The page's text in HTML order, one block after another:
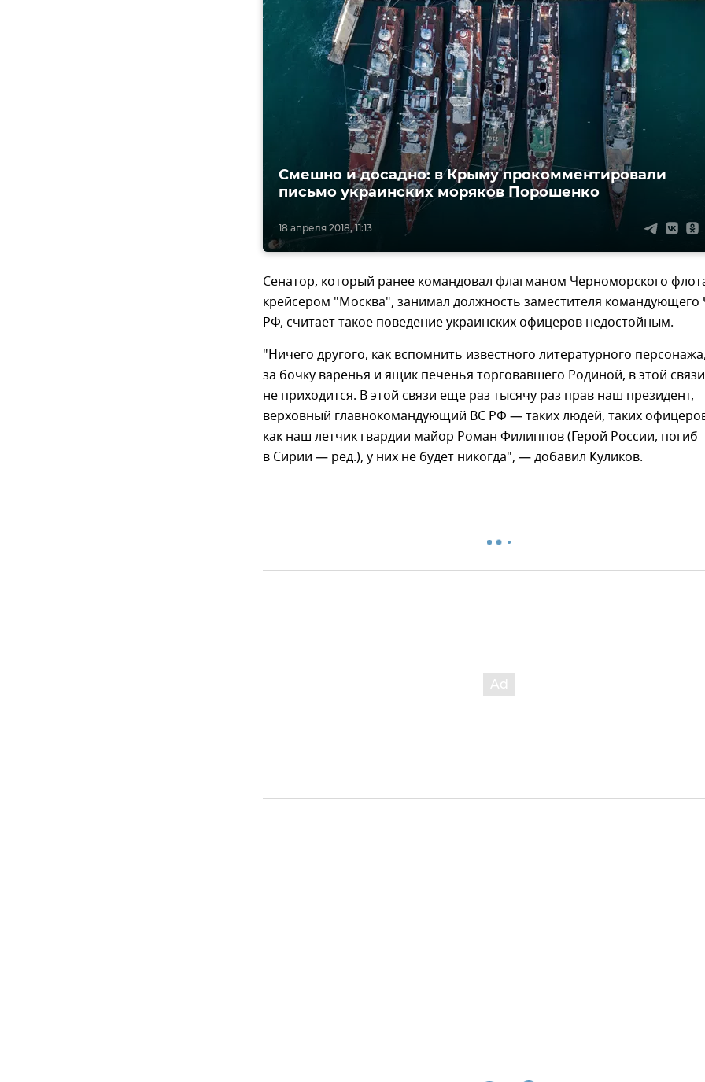
18 апреля 2018, 11:13
Смешно и досадно: в Крыму прокомментировали
письмо украинских моряков Порошенко
Сенатор, который ранее командовал флагманом Черноморского
крейсером "Москва", занимал должность заместителя
РФ, считает такое поведение украинских офицеров недостойным.
"Ничего другого, как вспомнить известного литературного
за бочку варенья и ящик печенья торговавшего Родиной, в этой связи
не приходится. В этой связи еще раз тысячу раз прав наш президент,
верховный главнокомандующий ВС РФ — таких людей, таких
как наш летчик гвардии майор Роман Филиппов (Герой России, погиб
в Сирии — ред.), у них не будет никогда", — добавил Куликов.